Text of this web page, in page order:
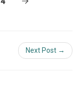
Next Post →